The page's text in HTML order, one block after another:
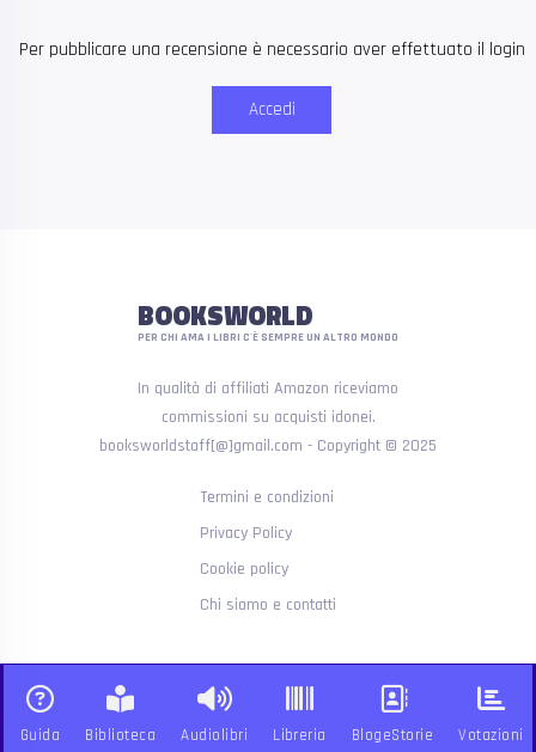
Per pubblicare una recensione è necessario aver effettuato il login
Accedi
BOOKSWORLD
PER CHI AMA I LIBRI C'È SEMPRE UN ALTRO MONDO
In qualità di affiliati Amazon riceviamo
commissioni su acquisti idonei.
booksworldstaff[@]gmail.com - Copyright © 2025
Termini e condizioni
Privacy Policy
Cookie policy
Chi siamo e contatti
Guida Biblioteca Audiolibri Libreria BlogeStorie Votazioni